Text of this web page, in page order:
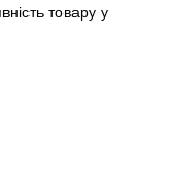
товару у